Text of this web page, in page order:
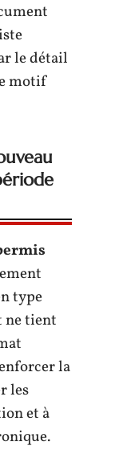
le détail
motif
type
ne tient
la
les
et à